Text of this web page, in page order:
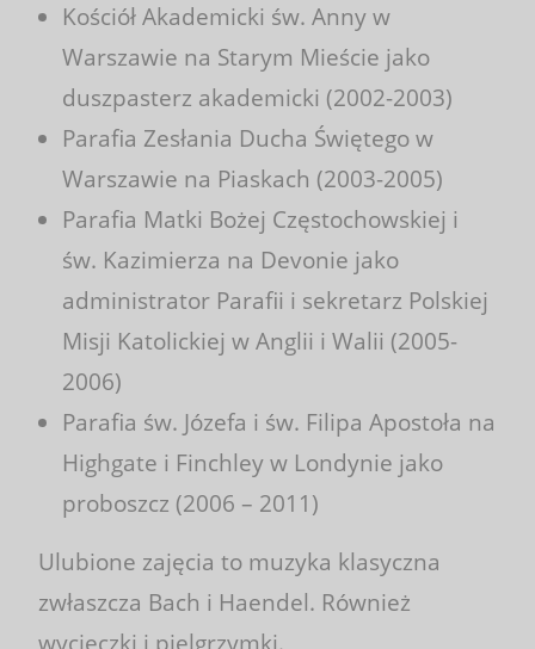
Kościół Akademicki św. Anny w
Warszawie na Starym Mieście jako
duszpasterz akademicki (2002-2003)
Parafia Zesłania Ducha Świętego w
Warszawie na Piaskach (2003-2005)
Parafia Matki Bożej Częstochowskiej i
św. Kazimierza na Devonie jako
administrator Parafii i sekretarz Polskiej
Misji Katolickiej w Anglii i Walii (2005-
2006)
Parafia św. Józefa i św. Filipa Apostoła na
Highgate i Finchley w Londynie jako
proboszcz (2006 – 2011)
Ulubione zajęcia to muzyka klasyczna
zwłaszcza Bach i Haendel. Również